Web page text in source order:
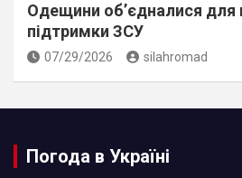
Одещини об’єдналися для
підтримки ЗСУ
07/29/2026 silahromad
Погода в Україні